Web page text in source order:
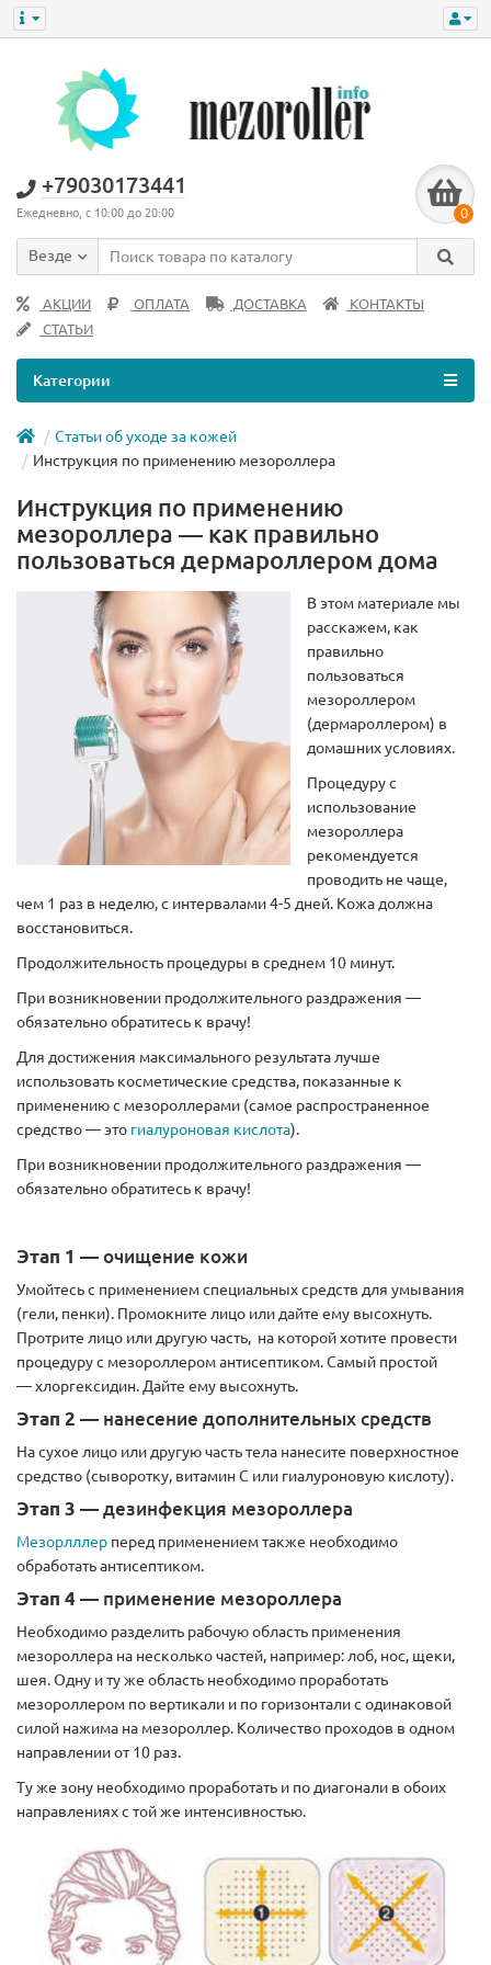
+79030173441
Ежедневно, с 10:00 до 20:00 0
Везде
АКЦИИ ОПЛАТА ДОСТАВКА
КОНТАКТЫ
СТАТЬИ
Категории
Статьи об уходе за кожей
Инструкция по применению мезороллера
Инструкция по применению
мезороллера — как правильно
пользоваться дермароллером дома
В этом материале мы
расскажем, как
правильно
пользоваться
мезороллером
(дермароллером) в
домашних условиях.
Процедуру с
использование
мезороллера
рекомендуется
проводить не чаще,
чем 1 раз в неделю, с интервалами 4-5 дней. Кожа должна
восстановиться.
Продолжительность процедуры в среднем 10 минут.
При возникновении продолжительного раздражения —
обязательно обратитесь к врачу!
Для достижения максимального результата лучше
использовать косметические средства, показанные к
применению с мезороллерами (самое распространенное
средство — это гиалуроновая кислота).
При возникновении продолжительного раздражения —
обязательно обратитесь к врачу!
Этап 1 — очищение кожи
Умойтесь с применением специальных средств для умывания
(гели, пенки). Промокните лицо или дайте ему высохнуть.
Протрите лицо или другую часть, на которой хотите провести
процедуру с мезороллером антисептиком. Самый простой
— хлоргексидин. Дайте ему высохнуть.
Этап 2 — нанесение дополнительных средств
На сухое лицо или другую часть тела нанесите поверхностное
средство (сыворотку, витамин С или гиалуроновую кислоту).
Этап 3 — дезинфекция мезороллера
Мезорлллер перед применением также необходимо
обработать антисептиком.
Этап 4 — применение мезороллера
Необходимо разделить рабочую область применения
мезороллера на несколько частей, например: лоб, нос, щеки,
шея. Одну и ту же область необходимо проработать
мезороллером по вертикали и по горизонтали с одинаковой
силой нажима на мезороллер. Количество проходов в одном
направлении от 10 раз.
Ту же зону необходимо проработать и по диагонали в обоих
направлениях с той же интенсивностью.